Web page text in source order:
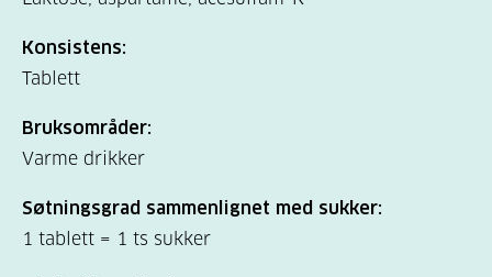
Konsistens:
Tablett
Bruksområder:
Varme drikker
Søtningsgrad sammenlignet med sukker:
1 tablett = 1 ts sukker